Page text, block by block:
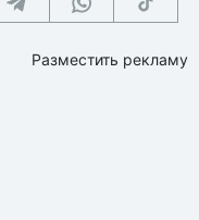
Разместить рекламу